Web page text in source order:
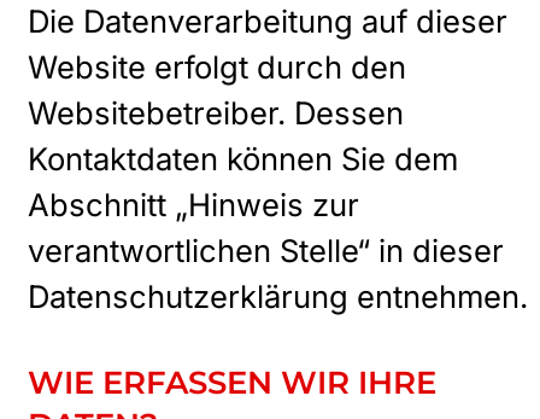
Die Datenverarbeitung auf dieser
Website erfolgt durch den
Websitebetreiber. Dessen
Kontaktdaten können Sie dem
Abschnitt „Hinweis zur
verantwortlichen Stelle“ in dieser
Datenschutzerklärung entnehmen.
WIE ERFASSEN WIR IHRE